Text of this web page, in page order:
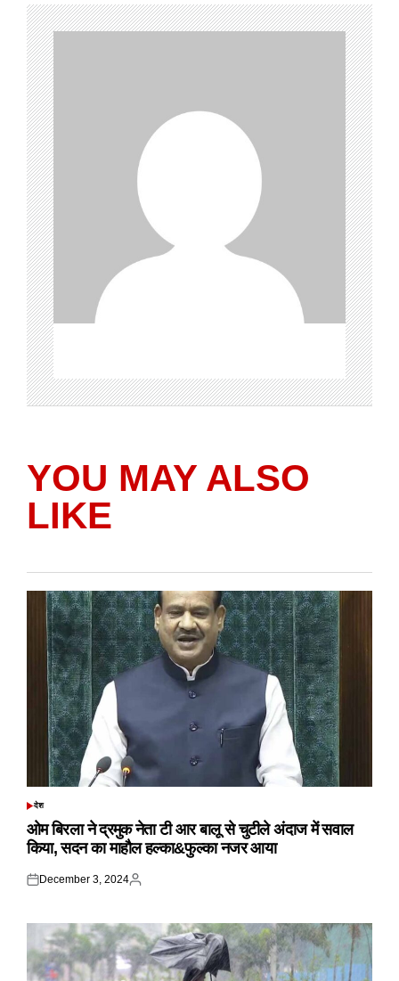
YOU MAY ALSO
LIKE
POSTED
देश
ओम बिरला ने द्रमुक नेता टी आर बालू से चुटीले अंदाज में सवाल
किया, सदन का माहौल हल्का&फुल्का नजर आया
Posted
December 3, 2024
Posted